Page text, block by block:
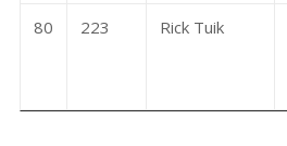
80 223 Rick Tuik